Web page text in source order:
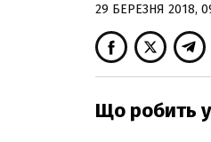
29 БЕРЕЗНЯ 2018,
Що робить